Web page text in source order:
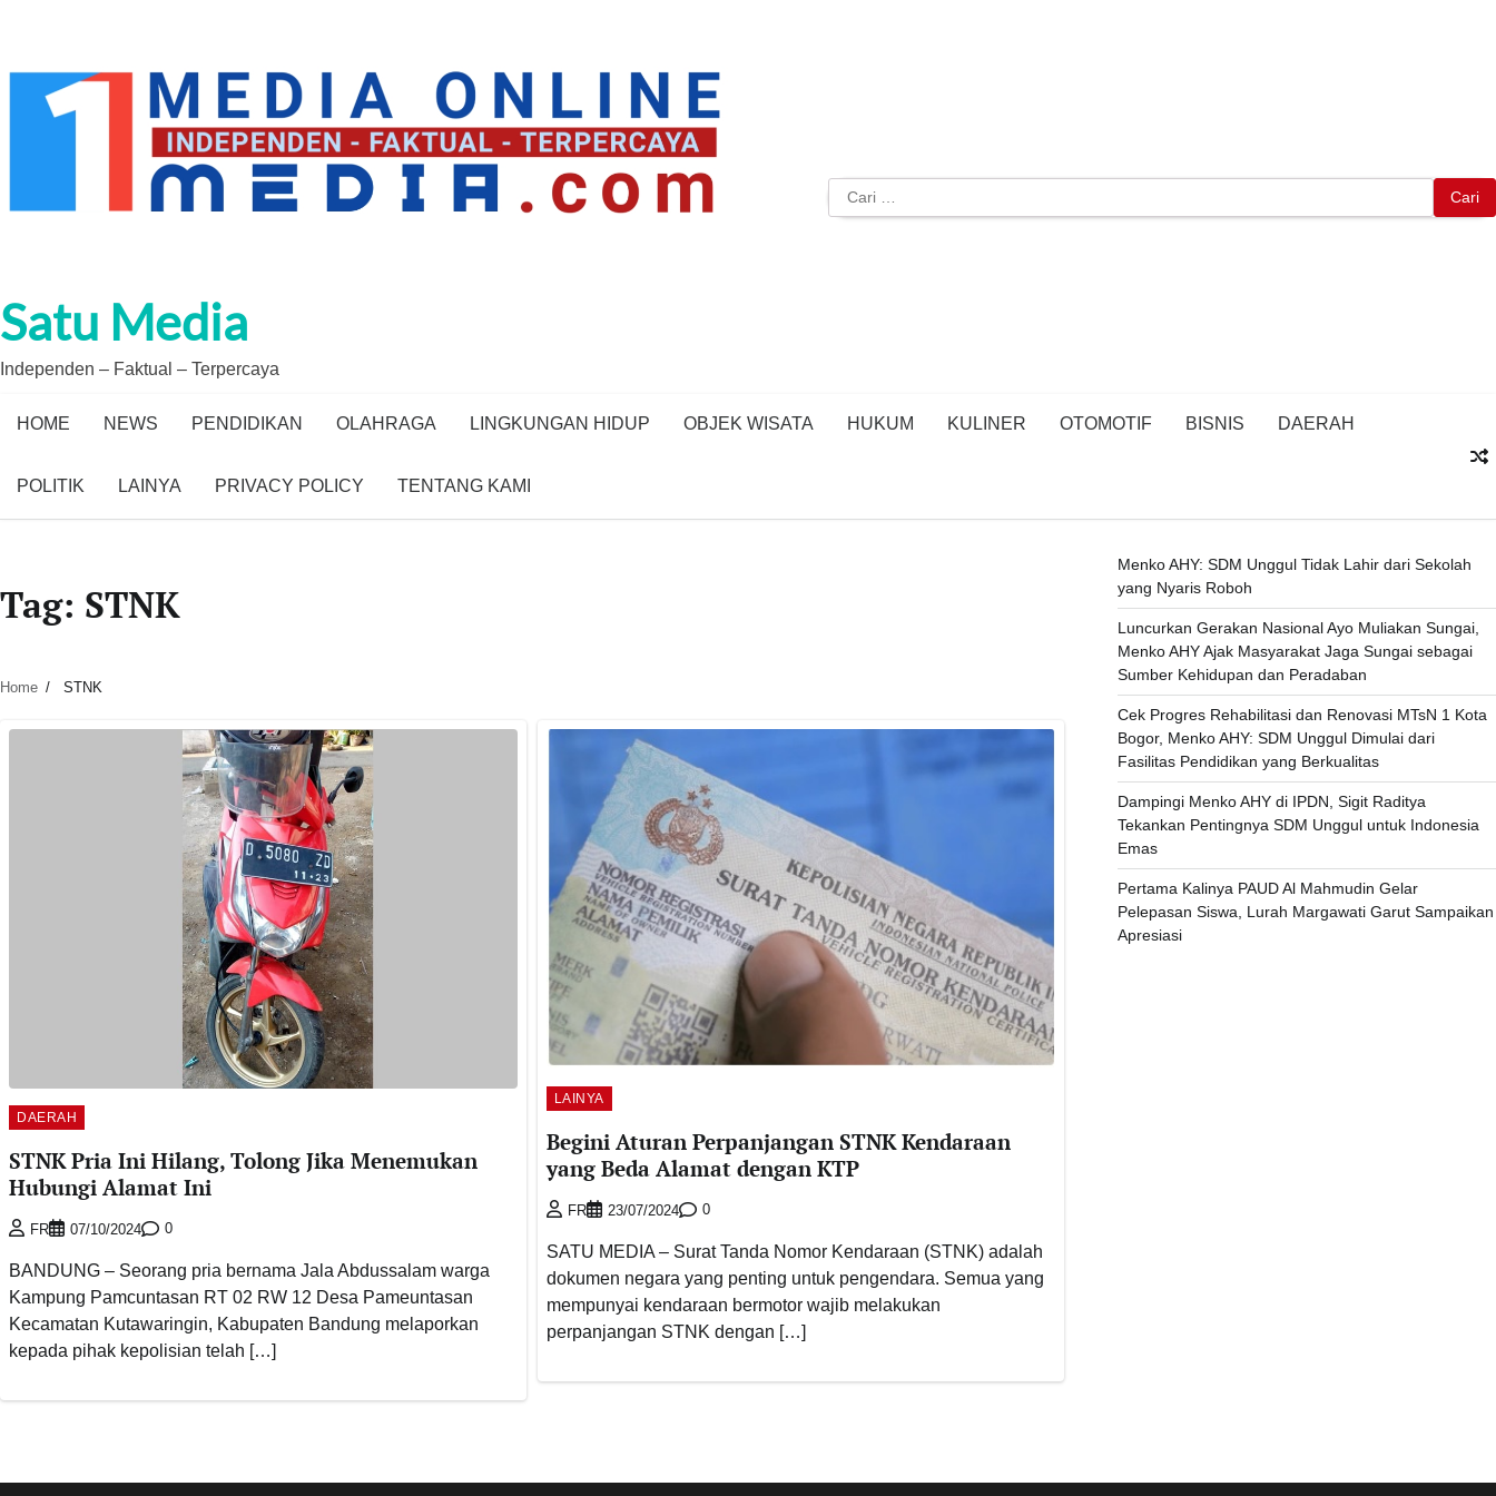
Satu Media
Independen – Faktual – Terpercaya
Cari
untuk:
HOME NEWS PENDIDIKAN OLAHRAGA LINGKUNGAN HIDUP OBJEK WISATA HUKUM KULINER OTOMOTIF BISNIS DAERAH
POLITIK LAINYA PRIVACY POLICY TENTANG KAMI
Tag: STNK
Home STNK
DAERAH
STNK Pria Ini Hilang, Tolong Jika Menemukan
Hubungi Alamat Ini
FR 07/10/2024 0
BANDUNG – Seorang pria bernama Jala Abdussalam warga
Kampung Pamcuntasan RT 02 RW 12 Desa Pameuntasan
Kecamatan Kutawaringin, Kabupaten Bandung melaporkan
kepada pihak kepolisian telah […]
LAINYA
Begini Aturan Perpanjangan STNK Kendaraan
yang Beda Alamat dengan KTP
FR 23/07/2024 0
SATU MEDIA – Surat Tanda Nomor Kendaraan (STNK) adalah
dokumen negara yang penting untuk pengendara. Semua yang
mempunyai kendaraan bermotor wajib melakukan
perpanjangan STNK dengan […]
Menko AHY: SDM Unggul Tidak Lahir dari Sekolah
yang Nyaris Roboh
Luncurkan Gerakan Nasional Ayo Muliakan Sungai,
Menko AHY Ajak Masyarakat Jaga Sungai sebagai
Sumber Kehidupan dan Peradaban
Cek Progres Rehabilitasi dan Renovasi MTsN 1 Kota
Bogor, Menko AHY: SDM Unggul Dimulai dari
Fasilitas Pendidikan yang Berkualitas
Dampingi Menko AHY di IPDN, Sigit Raditya
Tekankan Pentingnya SDM Unggul untuk Indonesia
Emas
Pertama Kalinya PAUD Al Mahmudin Gelar
Pelepasan Siswa, Lurah Margawati Garut Sampaikan
Apresiasi